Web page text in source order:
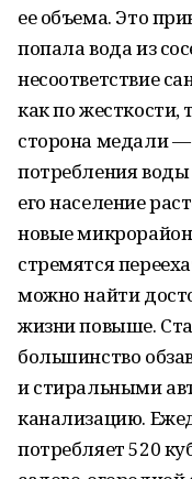
ее объема. Это
попала вода из
несоответствие
как по жесткости,
сторона медали
потребления
его население
новые
стремятся
можно найти
жизни повыше.
большинство
и стиральными
канализацию.
потребляет 520